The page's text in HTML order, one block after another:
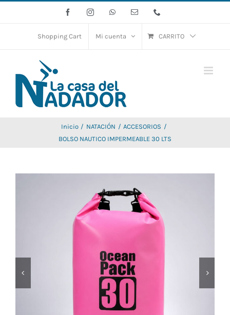
FacebookInstagramWhatsAppCorreo
Shopping Cart Mi cuenta CARRITO
Inicio NATACIÓN
ACCESORIOS
BOLSO NAUTICO IMPERMEABLE 30 LTS